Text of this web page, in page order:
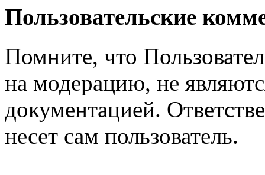
Пользовательские
Помните, что
на модерацию, не
документацией.
несет сам пользователь.